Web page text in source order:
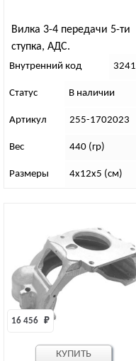
Вилка 3-4 передачи 5-ти
ступка, АДС.
Внутренний код 3241
Статус В наличии
Артикул 255-1702023
Вес 440 (гр)
Размеры 4х12х5 (см)
16 456 ₽
КУПИТЬ